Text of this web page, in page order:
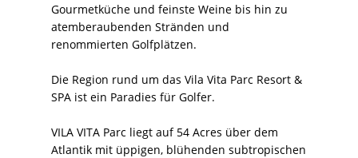
Gourmetküche und feinste Weine bis hin zu
atemberaubenden Stränden und
renommierten Golfplätzen.
Die Region rund um das Vila Vita Parc Resort &
SPA ist ein Paradies für Golfer.
VILA VITA Parc liegt auf 54 Acres über dem
Atlantik mit üppigen, blühenden subtropischen